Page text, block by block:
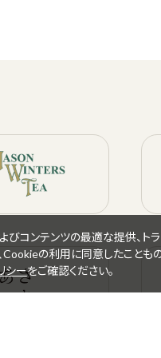
コンテンツの最適な提供、ト
の利用に同意したこともの
シーをご確認ください。